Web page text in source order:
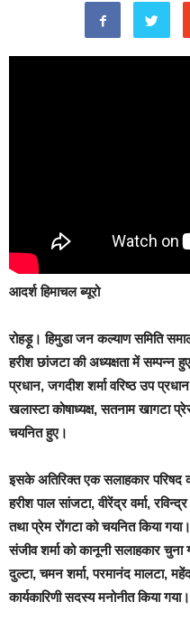
आदर्श हिमाचल ब्यूरो
रोहड़ू।हिमुडा जन कल्याण समिति
हरीश छांजटा की अध्यक्षता में सम्पन्न
प्रधान, जगदीश शर्मा वरिष्ठ उप
खलास्टा कोषाध्यक्ष, सतनाम खागटा
चयनित हुए।
इसके अतिरिक्त एक सलाहकार परिषद
हरीश पाल सांजटा, वीरेंद्र वर्मा,
तथा प्रेम रोंगटा को चयनित किया
संजीव शर्मा को कानूनी सलाहकार चुना
दुल्टा, चमन शर्मा, परमानंद मालटा,
कार्यकारिणी सदस्य मनोनीत किया गया।